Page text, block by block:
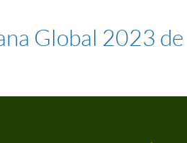
Global 2023